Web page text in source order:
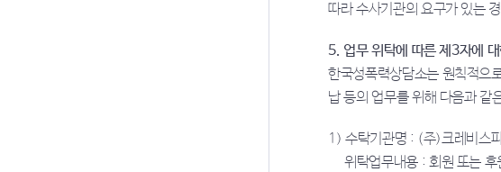
따라 수사기관의 요구가 있는
5. 업무 위탁에 따른 제3자에
한국성폭력상담소는 원칙적으
납 등의 업무를 위해 다음과 같
1) 수탁기관명 : (주)크레비스
위탁업무내용 : 회원 또는